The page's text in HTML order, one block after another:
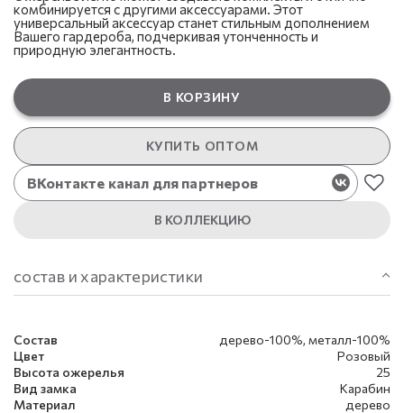
комбинируется с другими аксессуарами. Этот
универсальный аксессуар станет стильным дополнением
Вашего гардероба, подчеркивая утонченность и
природную элегантность.
В КОРЗИНУ
КУПИТЬ ОПТОМ
ВКонтакте канал для партнеров
В КОЛЛЕКЦИЮ
состав и характеристики
Состав
дерево-100%, металл-100%
Цвет
Розовый
Высота ожерелья
25
Вид замка
Карабин
Материал
дерево